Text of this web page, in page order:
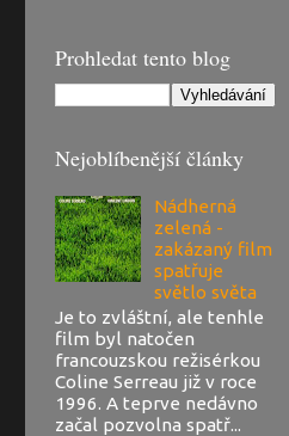
Prohledat tento blog
Nejoblíbenější články
Nádherná
zelená -
zakázaný film
spatřuje
světlo světa
Je to zvláštní, ale tenhle
film byl natočen
francouzskou režisérkou
Coline Serreau již v roce
1996. A teprve nedávno
začal pozvolna spatř...